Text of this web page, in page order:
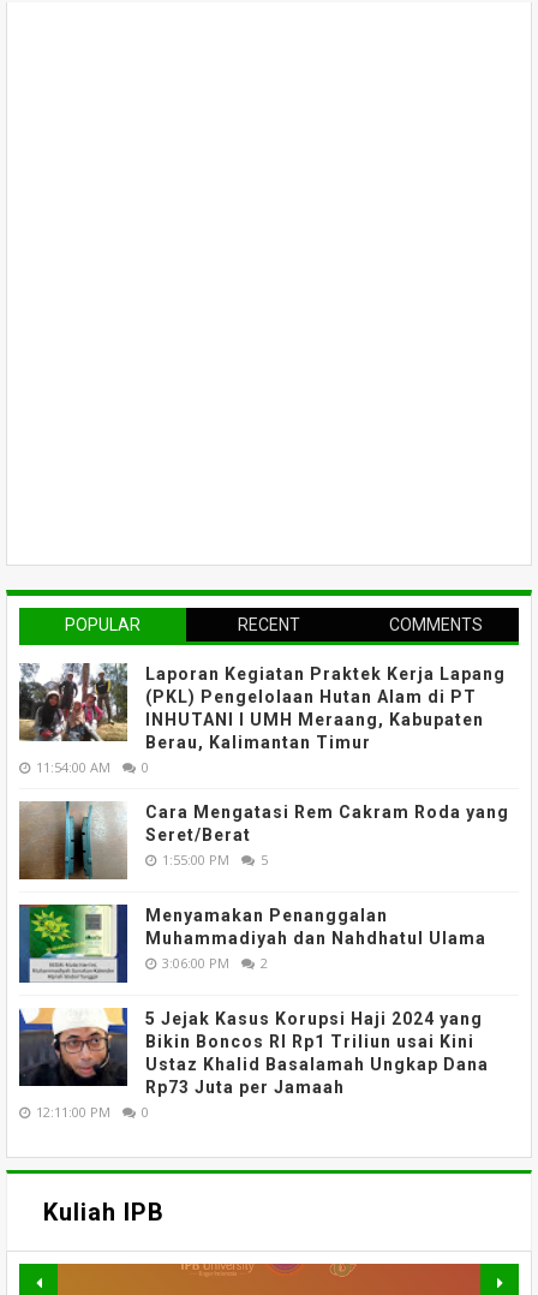
POPULAR RECENT COMMENTS
Laporan Kegiatan Praktek Kerja Lapang
(PKL) Pengelolaan Hutan Alam di PT
INHUTANI I UMH Meraang, Kabupaten
Berau, Kalimantan Timur
11:54:00 AM 0
Cara Mengatasi Rem Cakram Roda yang
Seret/Berat
1:55:00 PM 5
Menyamakan Penanggalan
Muhammadiyah dan Nahdhatul Ulama
3:06:00 PM 2
5 Jejak Kasus Korupsi Haji 2024 yang
Bikin Boncos RI Rp1 Triliun usai Kini
Ustaz Khalid Basalamah Ungkap Dana
Rp73 Juta per Jamaah
12:11:00 PM 0
Kuliah IPB